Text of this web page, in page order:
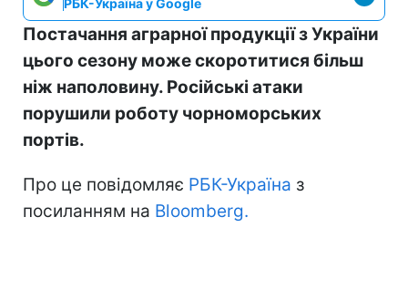
Постачання аграрної продукції з України
цього сезону може скоротитися більш
ніж наполовину. Російські атаки
порушили роботу чорноморських
портів.
Про це повідомляє РБК-Україна з
посиланням на Bloomberg.